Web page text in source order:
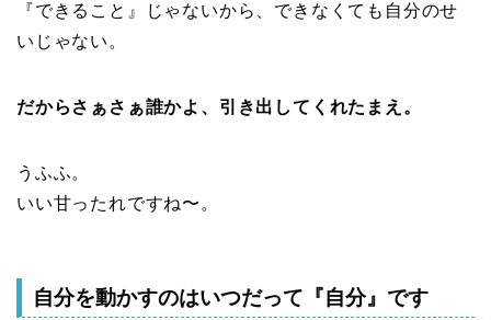
『できること』じゃないから、できなくても自分のせ
いじゃない。
だからさぁさぁ誰かよ、引き出してくれたまえ。
うふふ。
いい甘ったれですね〜。
自分を動かすのはいつだって『自分』です